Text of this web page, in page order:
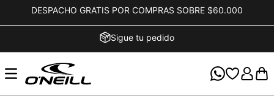
DESPACHO GRATIS POR COMPRAS SOBRE $60.000
Sigue tu pedido